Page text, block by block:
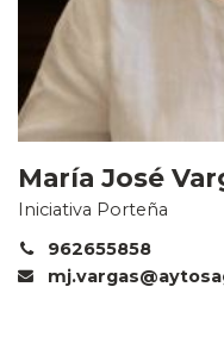
María José
Iniciativa Porteña
962655858